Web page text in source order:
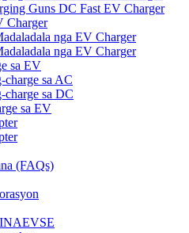
Guns DC Fast EV Charger
Charger
nga EV Charger
nga EV Charger
sa EV
charge sa AC
charge sa DC
sa EV
(FAQs)